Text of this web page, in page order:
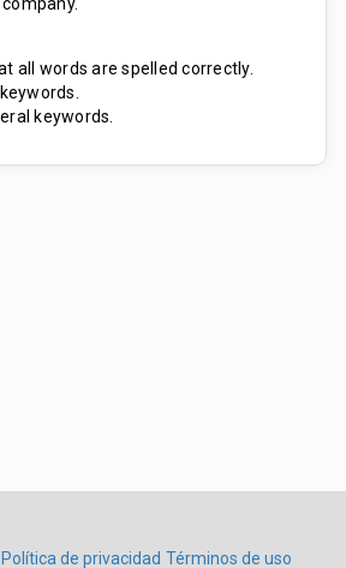
all words are spelled correctly.
keywords.
Política de privacidad Términos de uso